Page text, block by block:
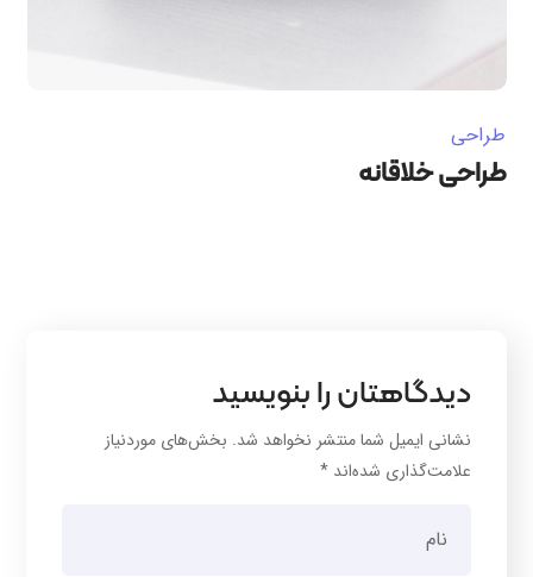
طراحی
طراحی خلاقانه
دیدگاهتان را بنویسید
نشانی ایمیل شما منتشر نخواهد شد. بخش‌های موردنیاز
علامت‌گذاری شده‌اند*